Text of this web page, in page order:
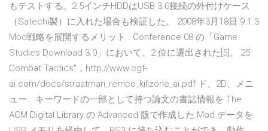
もテストする。2.5インチHDDはUSB 3.0接続の外付けケース
（Satechi製）に入れた場合も検証した。 2008年3月18日 9.1.3
Mod戦略を展開するメリット . Conference 08 の「Game
Studies Download 3.0」において、2 位に選出された[5]。 25
Combat Tactics"，http://www.cgf-
ai.com/docs/straatman_remco_killzone_ai.pdf ド、2D、メニ
ュー… キーワードの一部として持つ論文の書誌情報を The
ACM Digital Library の Advanced 版で作成した Mod データを